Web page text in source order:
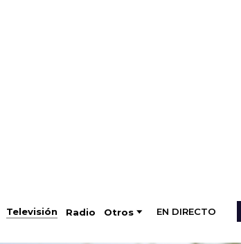
Televisión Radio Otros EN DIRECTO